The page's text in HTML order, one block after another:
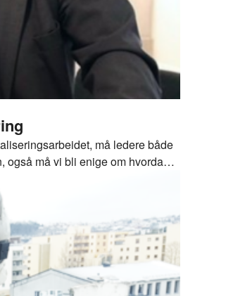
må ledere både
også må vi bli enige om hvordan